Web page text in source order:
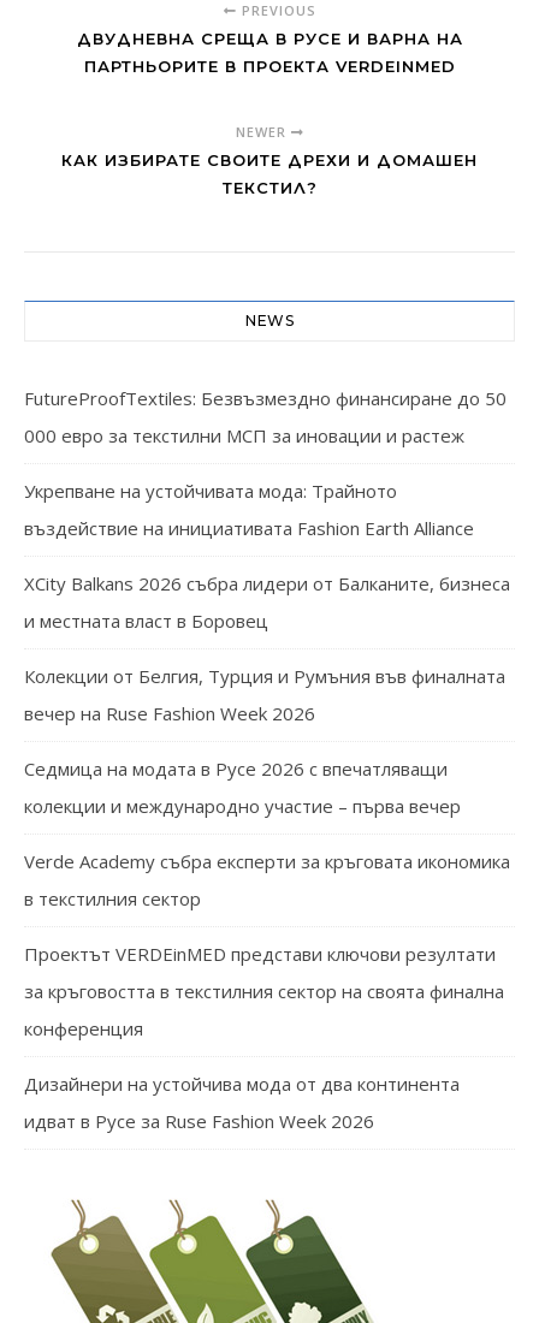
PREVIOUS
ДВУДНЕВНА СРЕЩА В РУСЕ И ВАРНА НА
ПАРТНЬОРИТЕ В ПРОЕКТА VERDEINMED
NEWER
КАК ИЗБИРАТЕ СВОИТЕ ДРЕХИ И ДОМАШЕН
ТЕКСТИЛ?
NEWS
FutureProofTextiles: Безвъзмездно финансиране до 50
000 евро за текстилни МСП за иновации и растеж
Укрепване на устойчивата мода: Трайното
въздействие на инициативата Fashion Earth Alliance
XCity Balkans 2026 събра лидери от Балканите, бизнеса
и местната власт в Боровец
Колекции от Белгия, Турция и Румъния във финалната
вечер на Ruse Fashion Week 2026
Седмица на модата в Русе 2026 с впечатляващи
колекции и международно участие – първа вечер
Verde Academy събра експерти за кръговата икономика
в текстилния сектор
Проектът VERDEinMED представи ключови резултати
за кръговостта в текстилния сектор на своята финална
конференция
Дизайнери на устойчива мода от два континента
идват в Русе за Ruse Fashion Week 2026